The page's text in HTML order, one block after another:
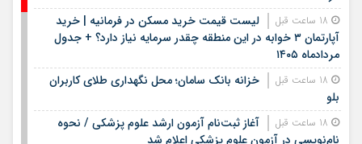
لیست قیمت خرید مسکن در فرمانیه | خرید
آپارتمان ۳ خوابه در این منطقه چقدر سرمایه نیاز دارد؟ + جدول
مردادماه ۱۴۰۵
خزانه بانک سامان؛ محل نگهداری طلای کاربران
بلو
آغاز ثبت‌نام آزمون ارشد علوم پزشکی / نحوه
نام‌نویسی در آزمون علوم پزشکی اعلام شد